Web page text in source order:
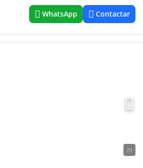
WhatsApp Contactar
70